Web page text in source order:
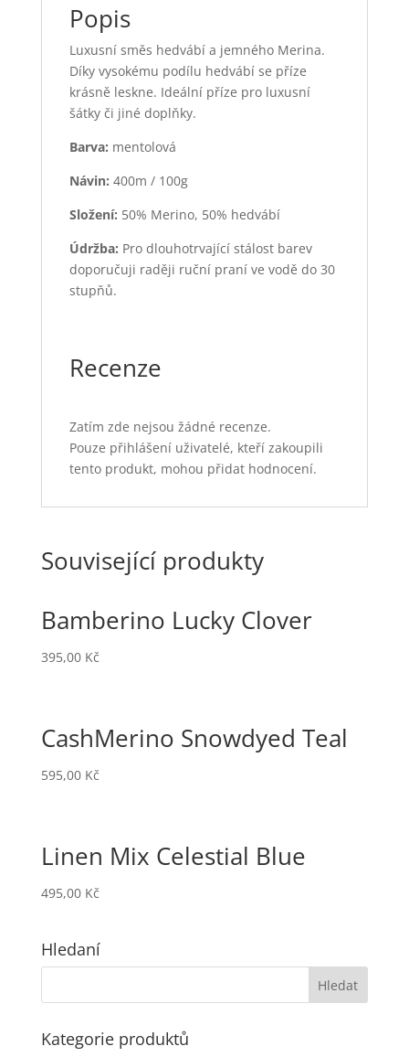
Popis
Luxusní směs hedvábí a jemného Merina.
Díky vysokému podílu hedvábí se příze
krásně leskne. Ideální příze pro luxusní
šátky či jiné doplňky.
Barva: mentolová
Návin: 400m / 100g
Složení: 50% Merino, 50% hedvábí
Údržba: Pro dlouhotrvající stálost barev
doporučuji raději ruční praní ve vodě do 30
stupňů.
Recenze
Zatím zde nejsou žádné recenze.
Pouze přihlášení uživatelé, kteří zakoupili
tento produkt, mohou přidat hodnocení.
Související produkty
Bamberino Lucky Clover
395,00 Kč
CashMerino Snowdyed Teal
595,00 Kč
Linen Mix Celestial Blue
495,00 Kč
Hledaní
Kategorie produktů